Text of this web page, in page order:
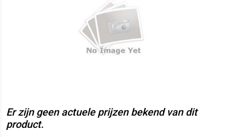
Er zijn geen actuele prijzen bekend van dit
product.